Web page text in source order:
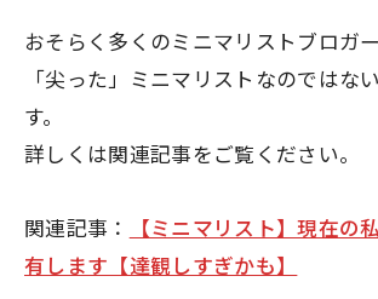
おそらく多くのミニマリストブロガ
「尖った」ミニマリストなのではな
す。
詳しくは関連記事をご覧ください。
関連記事：
【ミニマリスト】現在の
有します【達観しすぎかも】